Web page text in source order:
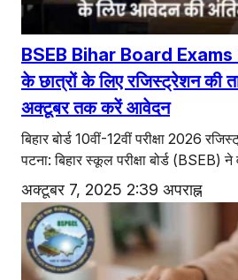
BSEB Bihar Board Exams
के छात्रों के लिए रजिस्ट्रेशन की
अक्टूबर तक करें आवेदन
बिहार बोर्ड 10वीं-12वीं परीक्षा 2026
पटना: बिहार स्कूल परीक्षा बोर्ड (BSEB)
अक्टूबर 7, 2025 2:39 अपराह्न